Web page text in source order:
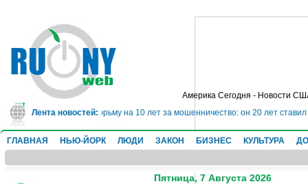
Америка Сегодня - Новости
Лента новостей:
ревматолог сядет в тюрьму на 10 лет за мошенничество: он 20 лет
ГЛАВНАЯ НЬЮ-ЙОРК ЛЮДИ ЗАКОН БИЗНЕС КУЛЬТУРА
Пятница, 7 Августа 2026